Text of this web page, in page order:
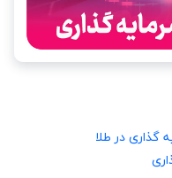
گذاری در طلا